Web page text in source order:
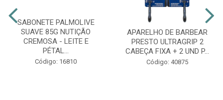
SABONETE PALMOLIVE
SUAVE 85G NUTIÇÃO
CREMOSA - LEITE E
PÉTAL...
Código: 16810
APARELHO DE BARBEAR
PRESTO ULTRAGRIP 2
CABEÇA FIXA + 2 UND P...
Código: 40875